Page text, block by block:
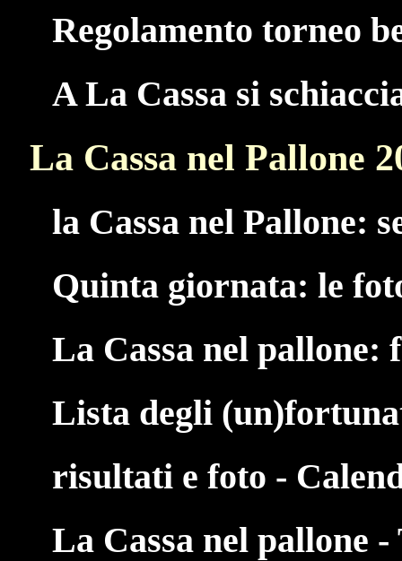
Regolamento torneo
A La Cassa si
La Cassa nel Pallone
la Cassa nel Pallone:
Quinta giornata: le
La Cassa nel pallone:
Lista degli
risultati e foto -
La Cassa nel pallone